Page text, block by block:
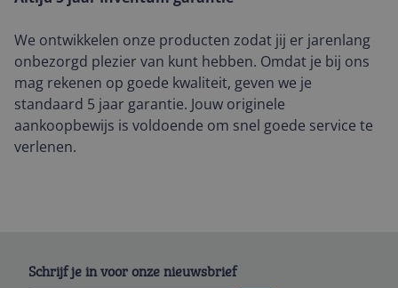
We ontwikkelen onze producten zodat jij er jarenlang
onbezorgd plezier van kunt hebben. Omdat je bij ons
mag rekenen op goede kwaliteit, geven we je
standaard 5 jaar garantie. Jouw originele
aankoopbewijs is voldoende om snel goede service te
verlenen.
Schrijf je in voor onze nieuwsbrief